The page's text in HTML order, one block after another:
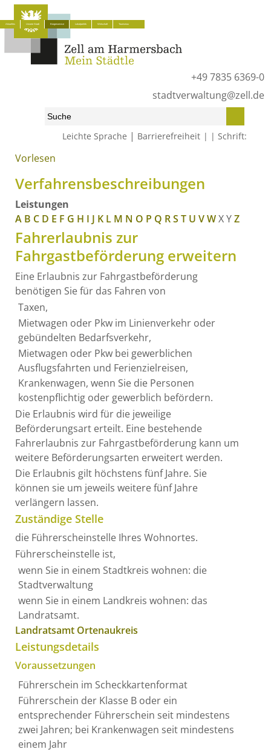
+49 7835 6369-0
stadtverwaltung@zell.de
Leichte Sprache | Barrierefreiheit Schrift:
Aktuelles Unsere Stadt Bürgerservice Lokalpolitik Wirtschaft Tourismus
Start» Bürgerservice »
Vorlesen
Verfahrensbeschreibungen
Leistungen
A B C D E F G H I J K L M N O P Q RS T U VWXYZ
Fahrerlaubnis zur
Fahrgastbeförderung erweitern
Eine Erlaubnis zur Fahrgastbeförderung
benötigen Sie für das Fahren von
Taxen,
Mietwagen oder Pkw im Linienverkehr oder
gebündelten Bedarfsverkehr,
Mietwagen oder Pkw bei gewerblichen
Ausflugsfahrten und Ferienzielreisen,
Krankenwagen, wenn Sie die Personen
kostenpflichtig oder gewerblich befördern.
Die Erlaubnis wird für die jeweilige
Beförderungsart erteilt. Eine bestehende
Fahrerlaubnis zur Fahrgastbeförderung kann um
weitere Beförderungsarten erweitert werden.
Die Erlaubnis gilt höchstens fünf Jahre. Sie
können sie um jeweils weitere fünf Jahre
verlängern lassen.
Zuständige Stelle
die Führerscheinstelle Ihres Wohnortes.
Führerscheinstelle ist,
wenn Sie in einem Stadtkreis wohnen: die
Stadtverwaltung
wenn Sie in einem Landkreis wohnen: das
Landratsamt.
Landratsamt Ortenaukreis
Leistungsdetails
Voraussetzungen
Führerschein im Scheckkartenformat
Führerschein der Klasse B oder ein
entsprechender Führerschein seit mindestens
zwei Jahren; bei Krankenwagen seit mindestens
einem Jahr